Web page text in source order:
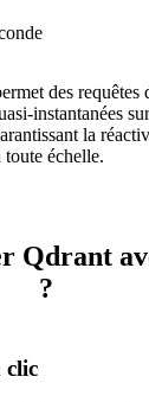
des requêtes
instantanées
la
échelle.
Qdrant
?
clic